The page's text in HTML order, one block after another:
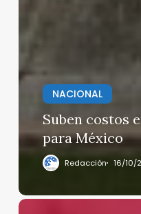
NACIONAL
Suben costos
para México
Redacción 16/10/
Regresan